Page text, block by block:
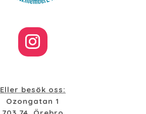
Eller besök oss:
Ozongatan 1